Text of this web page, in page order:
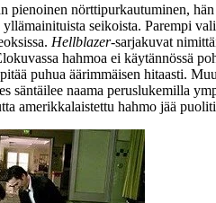
pienoinen nörttipurkautuminen,
yllämainituista seikoista. Parempi
Hellblazer-sarjakuvat
hahmoa ei käytännössä
puhua äärimmäisen hitaasti.
säntäilee naama peruslukemilla
amerikkalaistettu hahmo jää